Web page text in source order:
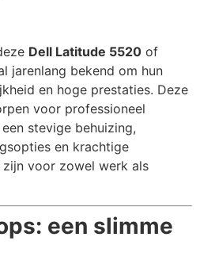
Dell Latitude 5520 of
jarenlang bekend om hun
en hoge prestaties. Deze
voor professioneel
stevige behuizing,
en krachtige
voor zowel werk als
een slimme